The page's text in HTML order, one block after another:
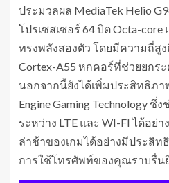
ประมวลผล MediaTek Helio
โปรเซสเซอร์ 64 บิต Octa-core
ทรงพลังสองตัว โดยมีความถี่สูง
Cortex-A55 หกคอร์ที่ช่วยยกร
นอกจากนี้ยังได้เพิ่มประสิทธิภา
Engine Gaming Technology ซึ่
ระหว่าง LTE และ WI-FI ได้อย่
ล่าช้าของเกมได้อย่างมีประสิ
การใช้โทรศัพท์ของคุณราบรื่น